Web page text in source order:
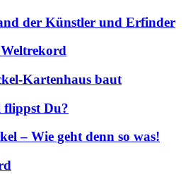
der Künstler und Erfinder
Kartenhaus baut
flippst Du?
– Wie geht denn so was!